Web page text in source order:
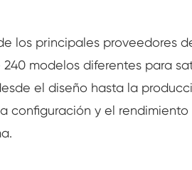
especial
los principales proveedores
modelos diferentes para
el diseño hasta la
configuración y el